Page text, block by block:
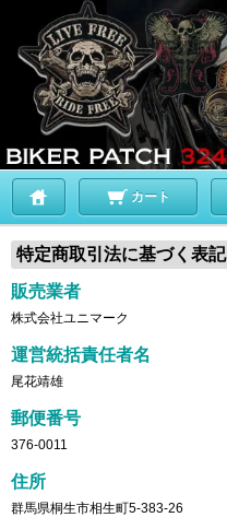
カート
特定商取引法に基づく表記
販売業者
株式会社ユニマーク
運営統括責任者名
尾花靖雄
郵便番号
376-0011
住所
群馬県桐生市相生町5-383-26